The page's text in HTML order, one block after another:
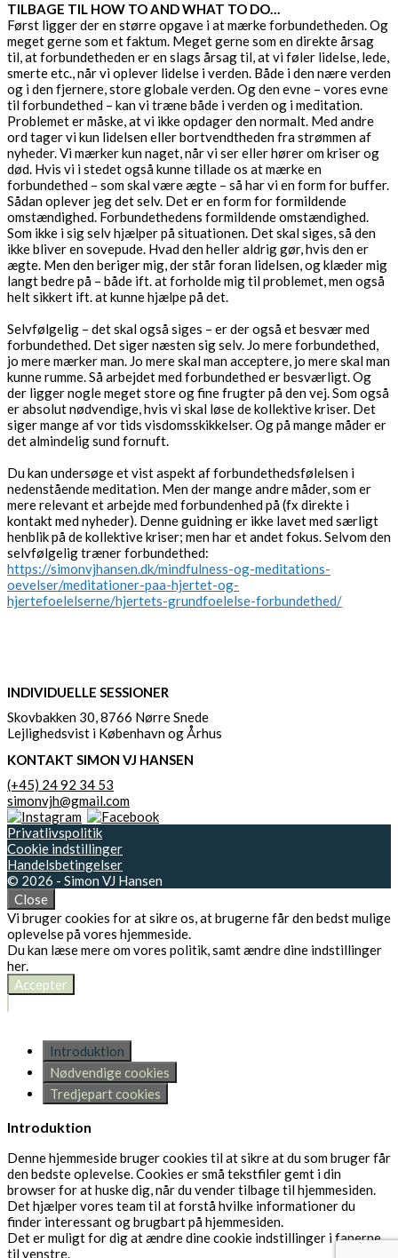
TILBAGE TIL HOW TO AND WHAT TO DO…
Først ligger der en større opgave i at mærke forbundetheden. Og
meget gerne som et faktum. Meget gerne som en direkte årsag
til, at forbundetheden er en slags årsag til, at vi føler lidelse, lede,
smerte etc., når vi oplever lidelse i verden. Både i den nære verden
og i den fjernere, store globale verden. Og den evne – vores evne
til forbundethed – kan vi træne både i verden og i meditation.
Problemet er måske, at vi ikke opdager den normalt. Med andre
ord tager vi kun lidelsen eller bortvendtheden fra strømmen af
nyheder. Vi mærker kun naget, når vi ser eller hører om kriser og
død. Hvis vi i stedet også kunne tillade os at mærke en
forbundethed – som skal være ægte – så har vi en form for buffer.
Sådan oplever jeg det selv. Det er en form for formildende
omstændighed. Forbundethedens formildende omstændighed.
Som ikke i sig selv hjælper på situationen. Det skal siges, så den
ikke bliver en sovepude. Hvad den heller aldrig gør, hvis den er
ægte. Men den beriger mig, der står foran lidelsen, og klæder mig
langt bedre på – både ift. at forholde mig til problemet, men også
helt sikkert ift. at kunne hjælpe på det.
Selvfølgelig – det skal også siges – er der også et besvær med
forbundethed. Det siger næsten sig selv. Jo mere forbundethed,
jo mere mærker man. Jo mere skal man acceptere, jo mere skal man
kunne rumme. Så arbejdet med forbundethed er besværligt. Og
der ligger nogle meget store og fine frugter på den vej. Som også
er absolut nødvendige, hvis vi skal løse de kollektive kriser. Det
siger mange af vor tids visdomsskikkelser. Og på mange måder er
det almindelig sund fornuft.
Du kan undersøge et vist aspekt af forbundethedsfølelsen i
nedenstående meditation. Men der mange andre måder, som er
mere relevant et arbejde med forbundenhed på (fx direkte i
kontakt med nyheder). Denne guidning er ikke lavet med særligt
henblik på de kollektive kriser; men har et andet fokus. Selvom den
selvfølgelig træner forbundethed:
https://simonvjhansen.dk/mindfulness-og-meditations-
oevelser/meditationer-paa-hjertet-og-
hjertefoelelserne/hjertets-grundfoelelse-forbundethed/
INDIVIDUELLE SESSIONER
Skovbakken 30, 8766 Nørre Snede
Lejlighedsvist i København og Århus
KONTAKT SIMON VJ HANSEN
(+45) 24 92 34 53
simonvjh@gmail.com
Privatlivspolitik
Cookie indstillinger
Handelsbetingelser
© 2026 - Simon VJ Hansen
Close
Vi bruger cookies for at sikre os, at brugerne får den bedst mulige
oplevelse på vores hjemmeside.
Du kan læse mere om vores politik, samt ændre dine indstillinger
her.
Accepter
Introduktion
Nødvendige cookies
Tredjepart cookies
Introduktion
Denne hjemmeside bruger cookies til at sikre at du som bruger får
den bedste oplevelse. Cookies er små tekstfiler gemt i din
browser for at huske dig, når du vender tilbage til hjemmesiden.
Det hjælper vores team til at forstå hvilke informationer du
finder interessant og brugbart på hjemmesiden.
Det er muligt for dig at ændre dine cookie indstillinger i fanerne
til venstre.